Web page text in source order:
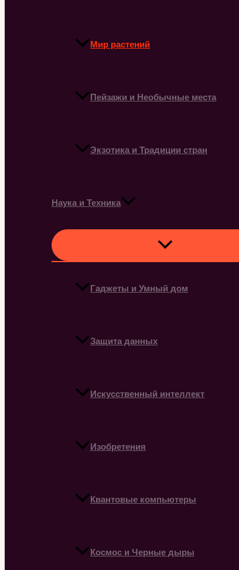
Мир растений
Пейзажи и Необычные места
Экзотика и Традиции стран
Наука и Техника
Гаджеты и Умный дом
Защита данных
Искусственный интеллект
Изобретения
Квантовые компьютеры
Космос и Черные дыры